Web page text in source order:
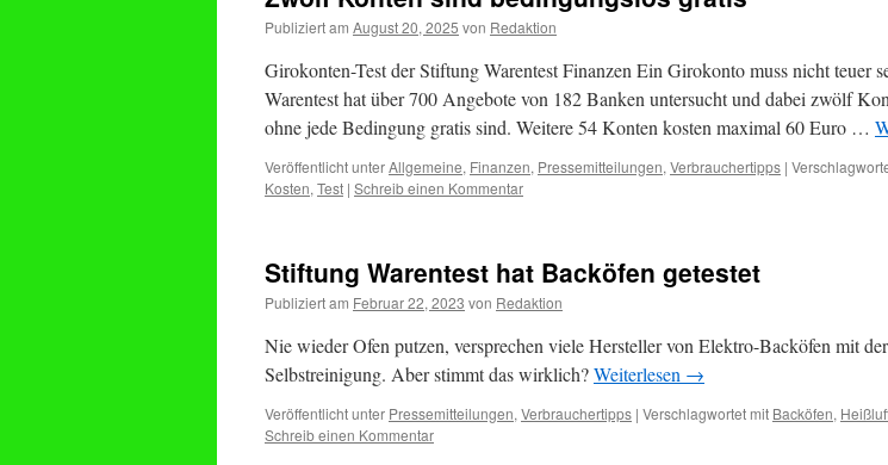
Publiziert am August 20, 2025 von Redaktion
Girokonten-Test der Stiftung Warentest Finanzen Ein Girokonto muss nicht teuer
Warentest hat über 700 Angebote von 182 Banken untersucht und dabei zwölf
ohne jede Bedingung gratis sind. Weitere 54 Konten kosten maximal 60 Euro …
Veröffentlicht unterAllgemeine, Finanzen, Pressemitteilungen, Verbrauchertipps |
Kosten, Test | Schreib einen Kommentar
Stiftung Warentest hat Backöfen getestet
Publiziert am Februar 22, 2023 von Redaktion
Nie wieder Ofen putzen, versprechen viele Hersteller von Elektro-Backöfen mit
Selbstreinigung. Aber stimmt das wirklich?Weiterlesen →
Veröffentlicht unter Pressemitteilungen, Verbrauchertipps | Verschlagwortet mit Backöfen,
Schreib einen Kommentar